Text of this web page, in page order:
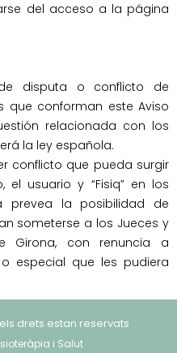
del acceso a la página
disputa o conflicto de
que conforman este Aviso
relacionada con los
la ley española.
conflicto que pueda surgir
usuario y “Fisiq” en los
prevea la posibilidad de
someterse a los Jueces y
Girona, con renuncia a
especial que les pudiera
drets estan reservats
i Salut